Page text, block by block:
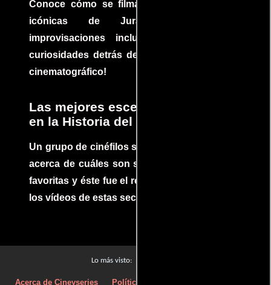
Conoce cómo se filmaron algunas escenas
icónicas de Jurassic Park, con
improvisaciones incluidas. ¡Descubre las
curiosidades detrás del rodaje de un clásico
cinematográfico!
Las mejores escenas de acción
en la Historia del cine
Un grupo de cinéfilos se juntaron para debatir
acerca de cuáles son sus escenas de acción
favoritas y éste fue el resultado. No te pierdas
los vídeos de estas secuencias inolvidables.
Lo más visto:
Acerca de Cineyseries Políticas de privacidad